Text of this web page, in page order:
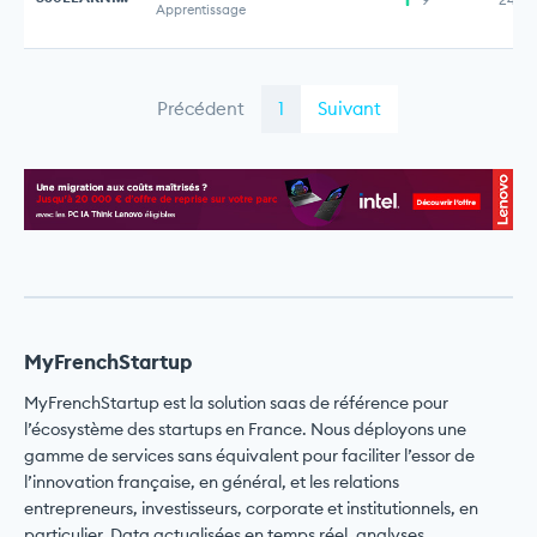
Apprentissage
Précédent 1 Suivant
MyFrenchStartup
MyFrenchStartup est la solution saas de référence pour
l’écosystème des startups en France. Nous déployons une
gamme de services sans équivalent pour faciliter l’essor de
l’innovation française, en général, et les relations
entrepreneurs, investisseurs, corporate et institutionnels, en